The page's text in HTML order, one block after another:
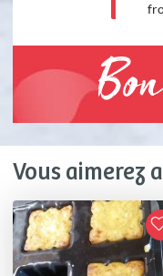
Vous aimerez